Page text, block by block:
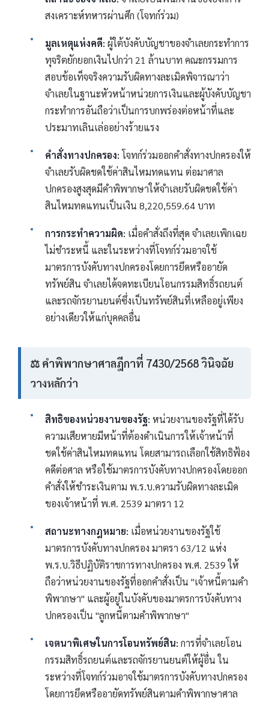
สงเคราะห์ทหารผ่านศึก (โจทก์ร่วม)
มูลเหตุแห่งคดี: ผู้ใต้บังคับบัญชาของจำเลยกระทำการ
ทุจริตยักยอกเงินไปกว่า 21 ล้านบาท คณะกรรมการ
สอบข้อเท็จจริงความรับผิดทางละเมิดพิจารณาว่า
จำเลยในฐานะหัวหน้าหน่วยการเงินและผู้บังคับบัญชา
กระทำการอันถือว่าเป็นการบกพร่องต่อหน้าที่และ
ประมาทเลินเล่ออย่างร้ายแรง
คำสั่งทางปกครอง: โจทก์ร่วมออกคำสั่งทางปกครองให้
จำเลยรับผิดชดใช้ค่าสินไหมทดแทน ต่อมาศาล
ปกครองสูงสุดมีคำพิพากษาให้จำเลยรับผิดชดใช้ค่า
สินไหมทดแทนเป็นเงิน 8,220,559.64 บาท
การกระทำความผิด: เมื่อคำสั่งถึงที่สุด จำเลยเพิกเฉย
ไม่ชำระหนี้ และในระหว่างที่โจทก์ร่วมอาจใช้
มาตรการบังคับทางปกครองโดยการยึดหรืออายัด
ทรัพย์สิน จำเลยได้จดทะเบียนโอนกรรมสิทธิ์รถยนต์
และรถจักรยานยนต์ซึ่งเป็นทรัพย์สินที่เหลืออยู่เพียง
อย่างเดียวให้แก่บุคคลอื่น
⚖️ คำพิพากษาศาลฎีกาที่ 7430/2568 วินิจฉัย
วางหลักว่า
สิทธิของหน่วยงานของรัฐ: หน่วยงานของรัฐที่ได้รับ
ความเสียหายมีหน้าที่ต้องดำเนินการให้เจ้าหน้าที่
ชดใช้ค่าสินไหมทดแทน โดยสามารถเลือกใช้สิทธิฟ้อง
คดีต่อศาล หรือใช้มาตรการบังคับทางปกครองโดยออก
คำสั่งให้ชำระเงินตาม พ.ร.บ.ความรับผิดทางละเมิด
ของเจ้าหน้าที่ พ.ศ. 2539 มาตรา 12
สถานะทางกฎหมาย: เมื่อหน่วยงานของรัฐใช้
มาตรการบังคับทางปกครอง มาตรา 63/12 แห่ง
พ.ร.บ.วิธีปฏิบัติราชการทางปกครอง พ.ศ. 2539 ให้
ถือว่าหน่วยงานของรัฐที่ออกคำสั่งเป็น "เจ้าหนี้ตามคำ
พิพากษา" และผู้อยู่ในบังคับของมาตรการบังคับทาง
ปกครองเป็น "ลูกหนี้ตามคำพิพากษา"
เจตนาพิเศษในการโอนทรัพย์สิน: การที่จำเลยโอน
กรรมสิทธิ์รถยนต์และรถจักรยานยนต์ให้ผู้อื่น ใน
ระหว่างที่โจทก์ร่วมอาจใช้มาตรการบังคับทางปกครอง
โดยการยึดหรืออายัดทรัพย์สินตามคำพิพากษาศาล